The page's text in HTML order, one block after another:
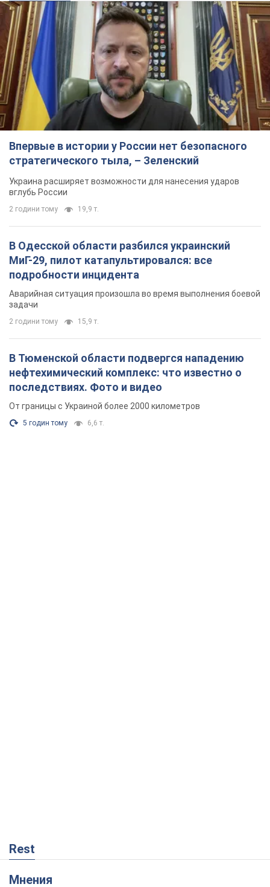
Впервые в истории у России нет безопасного
стратегического тыла, – Зеленский
Украина расширяет возможности для нанесения ударов
вглубь России
2 години тому 19,9 т.
В Одесской области разбился украинский
МиГ-29, пилот катапультировался: все
подробности инцидента
Аварийная ситуация произошла во время выполнения боевой
задачи
2 години тому 15,9 т.
В Тюменской области подвергся нападению
нефтехимический комплекс: что известно о
последствиях. Фото и видео
От границы с Украиной более 2000 километров
5 годин тому 6,6 т.
Rest
Мнения